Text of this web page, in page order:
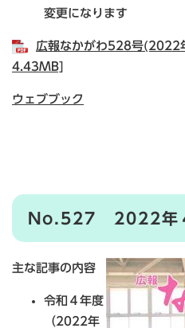
変更になります
広報なかがわ528号(2022
4.43MB]
ウェブブック
No.527 2022年
主な記事の内容
令和４年度
（2022年